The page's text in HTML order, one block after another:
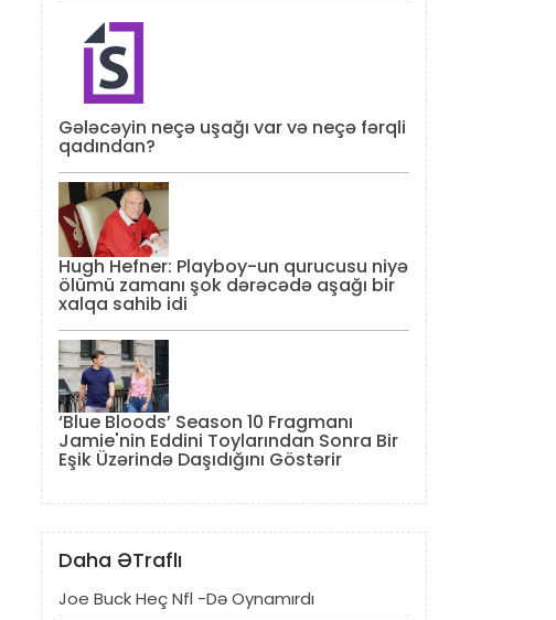
Gələcəyin neçə uşağı var və neçə fərqli
qadından?
Hugh Hefner: Playboy-un qurucusu niyə
ölümü zamanı şok dərəcədə aşağı bir
xalqa sahib idi
‘Blue Bloods’ Season 10 Fragmanı
Jamie'nin Eddini Toylarından Sonra Bir
Eşik Üzərində Daşıdığını Göstərir
Daha ƏTraflı
Joe Buck Heç Nfl -də Oynamırdı